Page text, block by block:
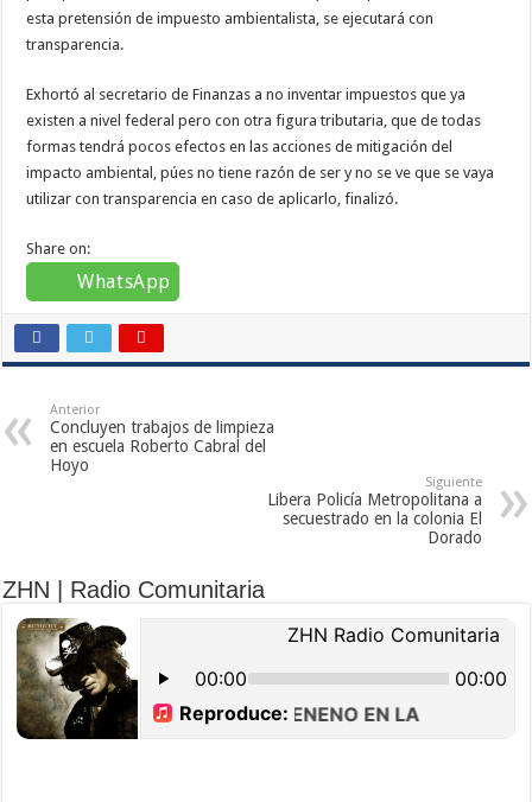
esta pretensión de impuesto ambientalista, se ejecutará con
transparencia.
Exhortó al secretario de Finanzas a no inventar impuestos que ya
existen a nivel federal pero con otra figura tributaria, que de todas
formas tendrá pocos efectos en las acciones de mitigación del
impacto ambiental, púes no tiene razón de ser y no se ve que se vaya
utilizar con transparencia en caso de aplicarlo, finalizó.
Share on:
WhatsApp
Anterior
Concluyen trabajos de limpieza
en escuela Roberto Cabral del
Hoyo
Siguiente
Libera Policía Metropolitana a
secuestrado en la colonia El
Dorado
ZHN | Radio Comunitaria